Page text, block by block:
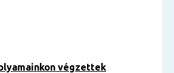
végzettek